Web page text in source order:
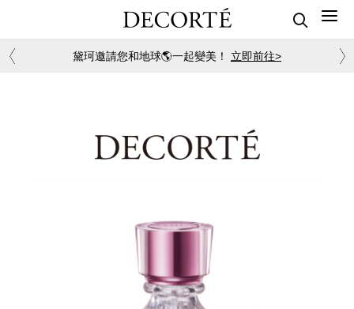
黛珂邀請您和地球🌎一起變美！ 立即前往>